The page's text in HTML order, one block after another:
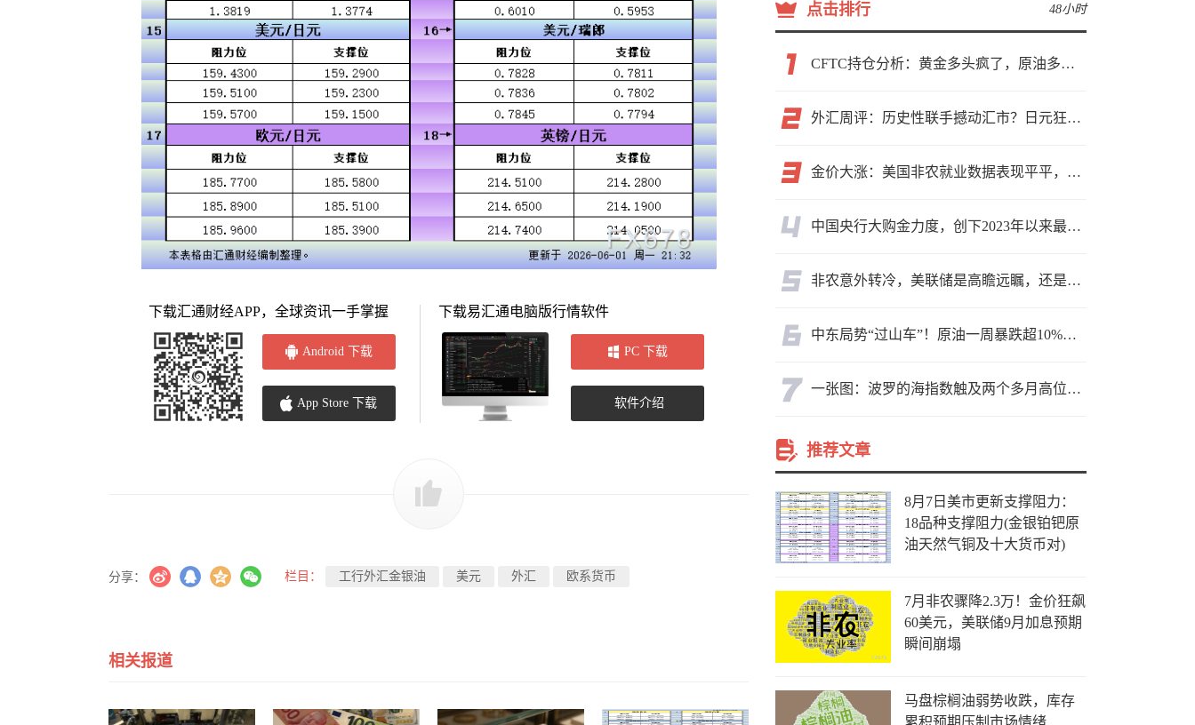
下载汇通财经APP，全球资讯一手掌握
Android 下载
App Store 下载
下载易汇通电脑版行情软件
PC 下载
软件介绍
分享： 栏目： 工行外汇金银油 美元 外汇 欧系货币
相关报道
点击排行 48小时
CFTC持仓分析：黄金多头疯了，原油多头跑了，日元空头投降了！
外汇周评：历史性联手撼动汇市？日元狂飙后回调，非农意外爆冷，美元刷新七周低点
金价大涨：美国非农就业数据表现平平，美联储加息预期遭重创
中国央行大购金力度，创下2023年以来最大月度购金规模
非农意外转冷，美联储是高瞻远瞩，还是政治默契？
中东局势“过山车”！原油一周暴跌超10%，霍尔木兹海峡谈判成最大变数
一张图：波罗的海指数触及两个多月高位，周线大幅收涨
推荐文章
8月7日美市更新支撑阻力：
18品种支撑阻力(金银铂钯原
油天然气铜及十大货币对)
7月非农骤降2.3万！金价狂飙
60美元，美联储9月加息预期
瞬间崩塌
马盘棕榈油弱势收跌，库存
累积预期压制市场情绪